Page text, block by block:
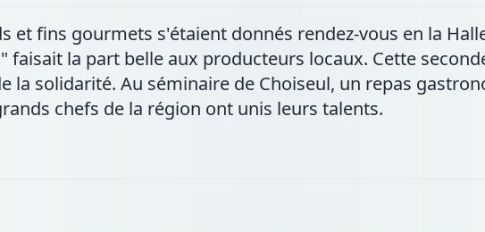
et fins gourmets s'étaient donnés rendez-vous en la
faisait la part belle aux producteurs locaux. Cette
la solidarité. Au séminaire de Choiseul, un repas
chefs de la région ont unis leurs talents.